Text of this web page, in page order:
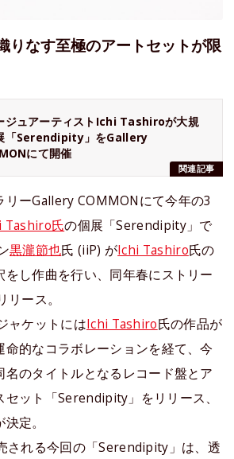
りなす至極のアートセットが限
関連記事
ジュアーティストIchi Tashiroが大規
「Serendipity」をGallery
にて開催
リーGallery COMMONにて今年の3
Tashiro氏の個展「Serendipity」で
黒瀧節也氏 (iiP) がIchi Tashiro氏の
をし作曲を行い、同年春にストリー
リース。
ャケットにはIchi Tashiro氏の作品が
命的なコラボレーションを経て、今
名のタイトルとなるレコード盤とア
ット「Serendipity」をリリース、
定。
される今回の「Serendipity」は、透